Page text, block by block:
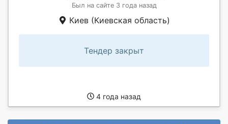
Был на сайте 3 года назад
Киев (Киевская область)
Тендер закрыт
4 года назад